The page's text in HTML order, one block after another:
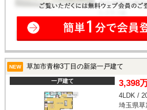
NEW 草加市青柳3丁目の新築一戸建て
一戸建て 3,398
4LDK /
埼玉県草